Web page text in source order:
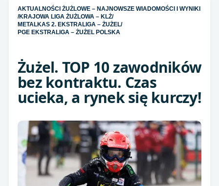
AKTUALNOŚCI ŻUŻLOWE – NAJNOWSZE WIADOMOŚCI I WYNIKI
/KRAJOWA LIGA ŻUŻLOWA – KLŻ/
METALKAS 2. EKSTRALIGA – ŻUŻEL/
PGE EKSTRALIGA – ŻUŻEL POLSKA
Żużel. TOP 10 zawodników
bez kontraktu. Czas
ucieka, a rynek się kurczy!